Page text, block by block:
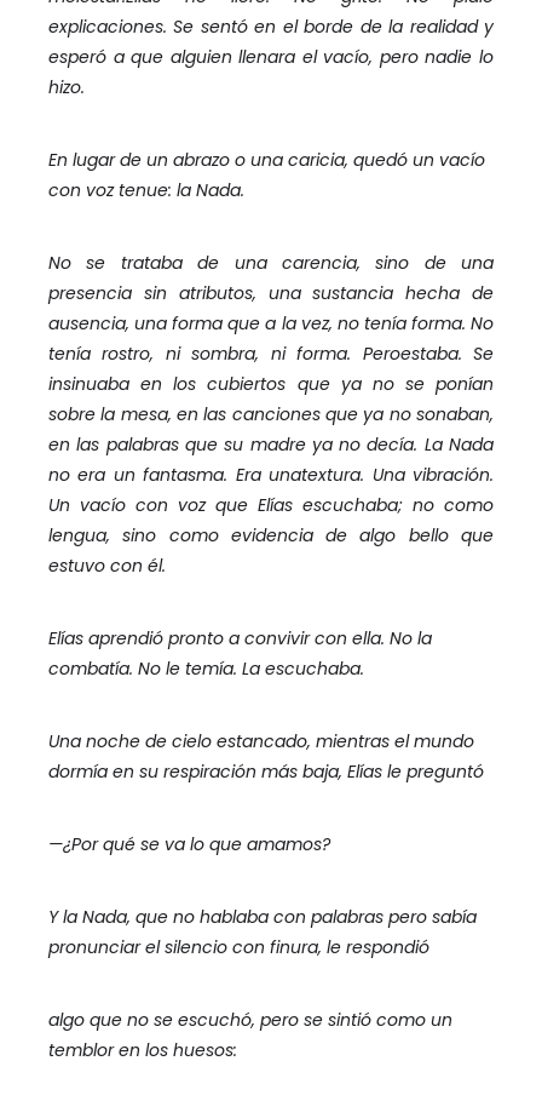
explicaciones. Se sentó en el borde de la realidad y
esperó a que alguien llenara el vacío, pero nadie lo
hizo.
En lugar de un abrazo o una caricia, quedó un vacío
con voz tenue: la Nada.
No se trataba de una carencia, sino de una
presencia sin atributos, una sustancia hecha de
ausencia, una forma que a la vez, no tenía forma. No
tenía rostro, ni sombra, ni forma. Peroestaba. Se
insinuaba en los cubiertos que ya no se ponían
sobre la mesa, en las canciones que ya no sonaban,
en las palabras que su madre ya no decía. La Nada
no era un fantasma. Era unatextura. Una vibración.
Un vacío con voz que Elías escuchaba; no como
lengua, sino como evidencia de algo bello que
estuvo con él.
Elías aprendió pronto a convivir con ella. No la
combatía. No le temía. La escuchaba.
Una noche de cielo estancado, mientras el mundo
dormía en su respiración más baja, Elías le preguntó
—¿Por qué se va lo que amamos?
Y la Nada, que no hablaba con palabras pero sabía
pronunciar el silencio con finura, le respondió
algo que no se escuchó, pero se sintió como un
temblor en los huesos: